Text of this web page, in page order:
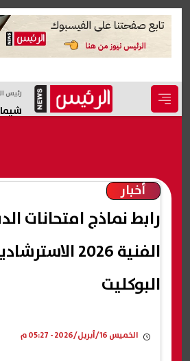
رئيس
أخبار
رابط نماذج امتحانات
الفنية 2026
البوكليت
الخميس 16/أبريل/2026 - 05:27 م